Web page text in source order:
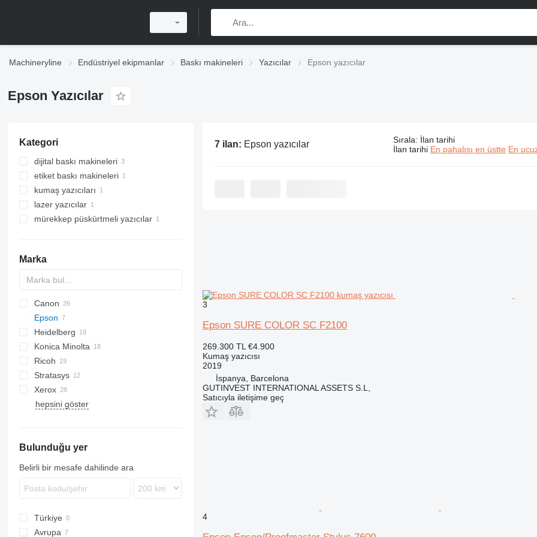
Machineryline Endüstriyel ekipmanlar Baskı makineleri Yazıcılar Epson yazıcılar
Epson Yazıcılar
Kategori
dijital baskı makineleri
etiket baskı makineleri
kumaş yazıcıları
lazer yazıcılar
mürekkep püskürtmeli yazıcılar
Marka
Canon
Epson
SureColor
SureColor SC
EM
Heidelberg
Suprasetter
SPF
Konica Minolta
Ricoh
Stratasys
F-series
Xerox
Versant
hepsini göster
Bulunduğu yer
Belirli bir mesafe dahilinde ara
Türkiye
Avrupa
7 ilan: Epson yazıcılar Sırala: İlan tarihi
İlan tarihi En pahalısı en üstte En
3
Epson SURE COLOR SC F2100
269.300 TL €4.900
Kumaş yazıcısı
2019
İspanya, Barcelona
GUTINVEST INTERNATIONAL ASSETS S.L,
Satıcıyla iletişime geç
4